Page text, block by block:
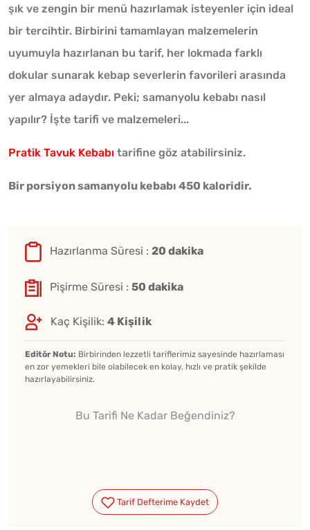
şık ve zengin bir menü hazırlamak isteyenler için ideal
bir tercihtir. Birbirini tamamlayan malzemelerin
uyumuyla hazırlanan bu tarif, her lokmada farklı
dokular sunarak kebap severlerin favorileri arasında
yer almaya adaydır. Peki; samanyolu kebabı nasıl
yapılır? İşte tarifi ve malzemeleri...
Pratik Tavuk Kebabı tarifine göz atabilirsiniz.
Bir porsiyon samanyolu kebabı 450 kaloridir.
Hazırlanma Süresi : 20 dakika
Pişirme Süresi : 50 dakika
Kaç Kişilik: 4 Kişilik
Editör Notu: Birbirinden lezzetli tariflerimiz sayesinde hazırlaması
en zor yemekleri bile olabilecek en kolay, hızlı ve pratik şekilde
hazırlayabilirsiniz.
Bu Tarifi Ne Kadar Beğendiniz?